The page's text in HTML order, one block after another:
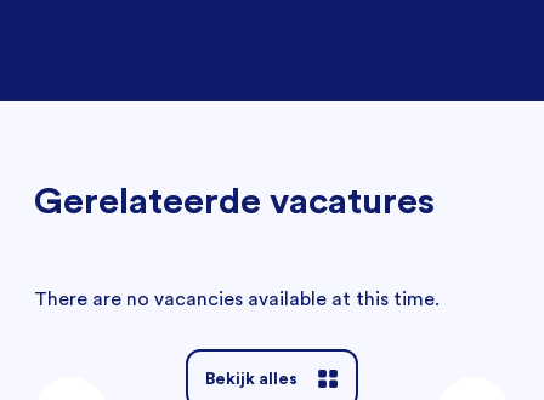
Gerelateerde vacatures
There are no vacancies available at this time.
Bekijk alles